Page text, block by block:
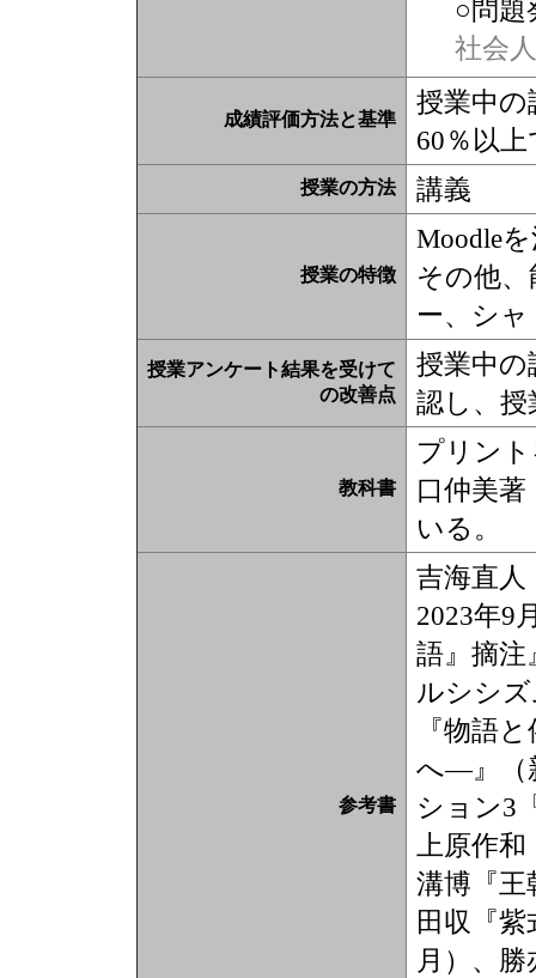
○問題
社会
成績評価方法と基準
授業中の
60％以
授業の方法 講義
授業の特徴
Moodle
その他
ー、シ
授業アンケート結果を受けて
の改善点
授業中の
認し、
教科書
プリン
口仲美
いる。
参考書
吉海直人
2023年9
語』摘注
ルシシ
『物語
へ―』（
ション3
上原作
溝博『王
田収『
月）、